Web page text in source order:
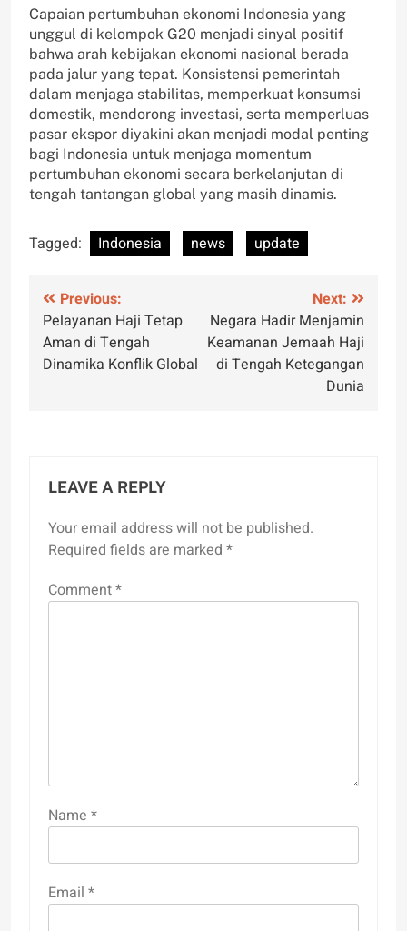
Capaian pertumbuhan ekonomi Indonesia yang
unggul di kelompok G20 menjadi sinyal positif
bahwa arah kebijakan ekonomi nasional berada
pada jalur yang tepat. Konsistensi pemerintah
dalam menjaga stabilitas, memperkuat konsumsi
domestik, mendorong investasi, serta memperluas
pasar ekspor diyakini akan menjadi modal penting
bagi Indonesia untuk menjaga momentum
pertumbuhan ekonomi secara berkelanjutan di
tengah tantangan global yang masih dinamis.
Tagged: Indonesia news update
Post
navigation
Previous:
Pelayanan Haji Tetap
Aman di Tengah
Dinamika Konflik Global
Next:
Negara Hadir Menjamin
Keamanan Jemaah Haji
di Tengah Ketegangan
Dunia
LEAVE A REPLY
Your email address will not be published.
Required fields are marked *
Comment*
Name *
Email *